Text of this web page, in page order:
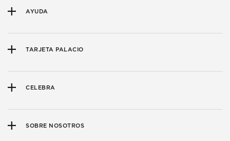
AYUDA
TARJETA PALACIO
CELEBRA
SOBRE NOSOTROS